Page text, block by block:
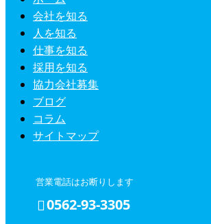
会社を知る
人を知る
仕事を知る
採用を知る
協力会社募集
ブログ
コラム
サイトマップ
営業電話はお断りします
0562-93-3305